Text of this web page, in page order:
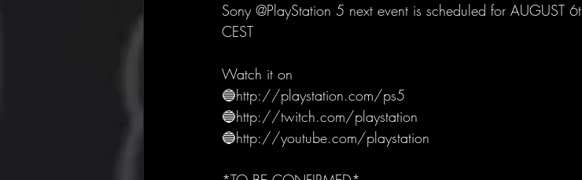
Sony @PlayStation 5 next event is scheduled for AUGUST
CEST
Watch it on
🔵http://playstation.com/ps5
🔵http://twitch.com/playstation
🔵http://youtube.com/playstation